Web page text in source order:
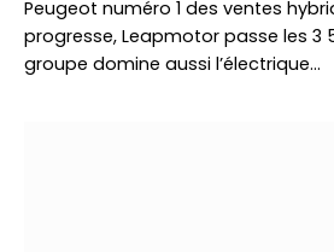
Peugeot numéro 1 des ventes
progresse, Leapmotor passe les 3
groupe domine aussi l’électrique…